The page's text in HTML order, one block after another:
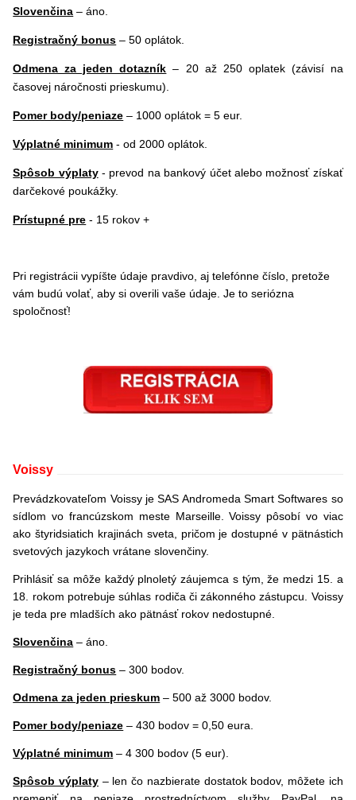
Slovenčina – áno.
Registračný bonus – 50 oplátok.
Odmena za jeden dotazník – 20 až 250 oplatek (závisí na
časovej náročnosti prieskumu).
Pomer body/peniaze – 1000 oplátok = 5 eur.
Výplatné minimum - od 2000 oplátok.
Spôsob výplaty- prevod na bankový účet alebo možnosť získať
darčekové poukážky.
Prístupné pre - 15 rokov +
Pri registrácii vypíšte údaje pravdivo, aj telefónne číslo, pretože
vám budú volať, aby si overili vaše údaje. Je to seriózna
spoločnosť!
Voissy
Prevádzkovateľom Voissy je SAS Andromeda Smart Softwares so
sídlom vo francúzskom meste Marseille. Voissy pôsobí vo viac
ako štyridsiatich krajinách sveta, pričom je dostupné v pätnástich
svetových jazykoch vrátane slovenčiny.
Prihlásiť sa môže každý plnoletý záujemca s tým, že medzi 15. a
18. rokom potrebuje súhlas rodiča či zákonného zástupcu. Voissy
je teda pre mladších ako pätnásť rokov nedostupné.
Slovenčina – áno.
Registračný bonus – 300 bodov.
Odmena za jeden prieskum – 500 až 3000 bodov.
Pomer body/peniaze – 430 bodov = 0,50 eura.
Výplatné minimum – 4 300 bodov (5 eur).
Spôsob výplaty – len čo nazbierate dostatok bodov, môžete ich